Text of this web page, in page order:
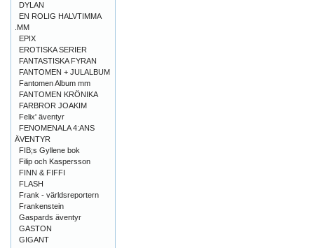
DYLAN
EN ROLIG HALVTIMMA
.MM
EPIX
EROTISKA SERIER
FANTASTISKA FYRAN
FANTOMEN + JULALBUM
Fantomen Album mm
FANTOMEN KRÖNIKA
FARBROR JOAKIM
Felix' äventyr
FENOMENALA 4:ANS
ÄVENTYR
FIB;s Gyllene bok
Filip och Kaspersson
FINN & FIFFI
FLASH
Frank - världsreportern
Frankenstein
Gaspards äventyr
GASTON
GIGANT